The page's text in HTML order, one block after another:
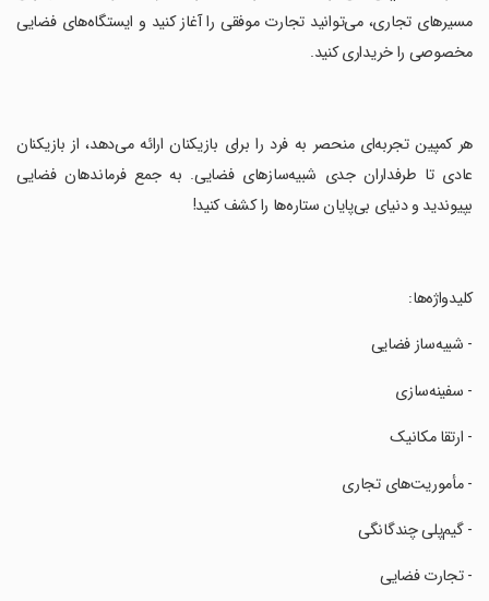
مسیرهای تجاری، می‌توانید تجارت موفقی را آغاز کنید و ایستگاه‌های فضایی
مخصوصی را خریداری کنید.
‏هر کمپین تجربه‌ای منحصر به فرد را برای بازیکنان ارائه می‌دهد، از بازیکنان
عادی تا طرفداران جدی شبیه‌سازهای فضایی. به جمع فرماندهان فضایی
بپیوندید و دنیای بی‌پایان ستاره‌ها را کشف کنید!
‏کلیدواژه‌ها:
‏- شبیه‌ساز فضایی
‏- سفینه‌سازی
‏- ارتقا مکانیک
‏- مأموریت‌های تجاری
‏- گیم‌پلی چندگانگی
‏- تجارت فضایی